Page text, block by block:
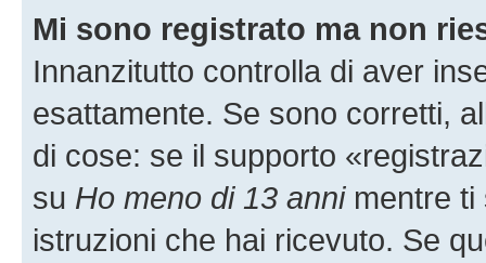
Mi sono registrato ma non
Innanzitutto controlla di aver
esattamente. Se sono corretti,
di cose: se il supporto
su Ho meno di 13 annimentre ti
istruzioni che hai ricevuto. Se